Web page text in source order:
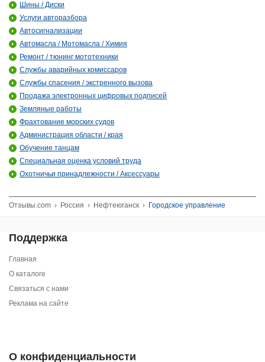
Шины / Диски
Услуги авторазбора
Автосигнализации
Автомасла / Мотомасла / Химия
Ремонт / тюнинг мототехники
Службы аварийных комиссаров
Службы спасения / экстренного вызова
Продажа электронных цифровых подписей
Земляные работы
Фрахтование морских судов
Администрация области / края
Обучение танцам
Специальная оценка условий труда
Охотничьи принадлежности / Аксессуары
Отзывы.com › Россия › Нефтеюганск › Городское управление
Поддержка
Главная
О каталоге
Связаться с нами
Реклама на сайте
О конфиденциальности